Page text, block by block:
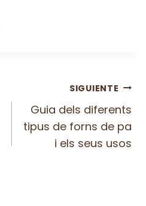
SIGUIENTE
Guia dels diferents
tipus de forns de pa
i els seus usos